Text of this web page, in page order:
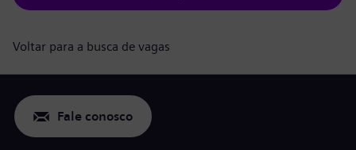
Voltar para a busca de vagas
Fale conosco